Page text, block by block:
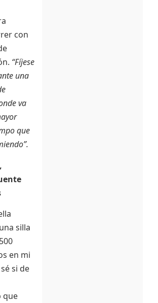
con
“Fíjese
una
va
que
silla
en mi
si de
que